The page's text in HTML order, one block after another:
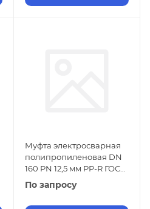
Муфта электросварная
полипропиленовая DN
160 PN 12,5 мм PP-R ГОСТ
32415-2013
По запросу